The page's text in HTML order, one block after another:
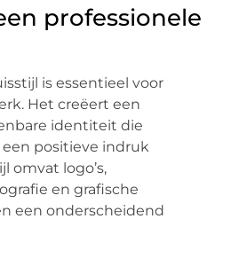
professionele
is essentieel voor
Het creëert een
identiteit die
positieve indruk
omvat logo’s,
en grafische
een onderscheidend